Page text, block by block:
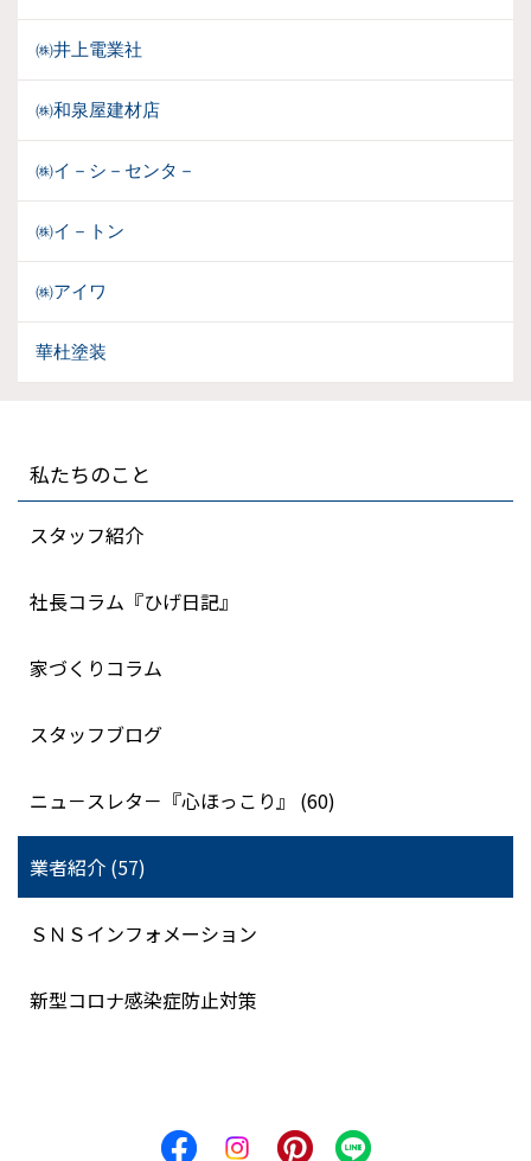
㈱井上電業社
㈱和泉屋建材店
㈱イ－シ－センタ－
㈱イ－トン
㈱アイワ
華杜塗装
私たちのこと
スタッフ紹介
社長コラム『ひげ日記』
家づくりコラム
スタッフブログ
ニュ－スレタ－『心ほっこり』 (60)
業者紹介 (57)
ＳＮＳインフォメーション
新型コロナ感染症防止対策